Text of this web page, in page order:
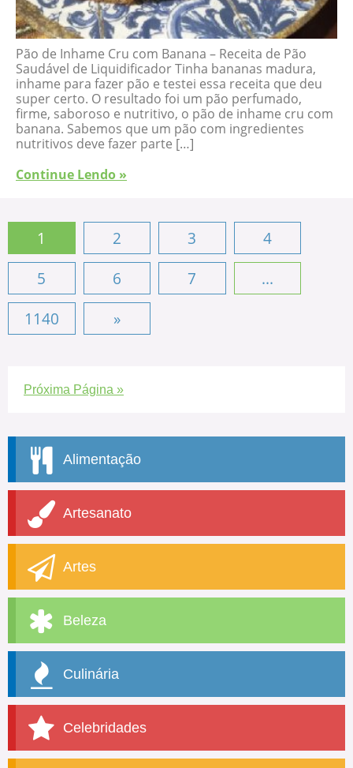
Pão de Inhame Cru com Banana – Receita de Pão
Saudável de Liquidificador Tinha bananas madura,
inhame para fazer pão e testei essa receita que deu
super certo. O resultado foi um pão perfumado,
firme, saboroso e nutritivo, o pão de inhame cru com
banana. Sabemos que um pão com ingredientes
nutritivos deve fazer parte […]
Continue Lendo »
1 2 3
4
5
6 7
...
1140
»
Próxima Página »
Alimentação
Artesanato
Artes
Beleza
Culinária
Celebridades